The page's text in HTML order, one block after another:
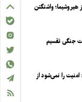
واشنگتن
جنگی تقسیم
را نمی‌شود از